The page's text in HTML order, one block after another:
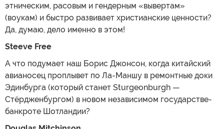
этническим, расовым и гендерным «вывертам»
(воукам) и быстро развивает христианские ценности?
Да, думаю, дело именно в этом!
Steeve Free
А что подумает наш Борис Джонсон, когда китайский
авианосец проплывет по Ла-Маншу в ремонтные доки
Эдинбурга (который станет Sturgeonburgh —
Стёрдженбургом) в новом независимом государстве-
банкроте Шотландии?